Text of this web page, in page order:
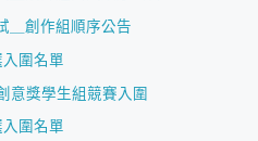
＿創作組順序公告
圍名單
意獎學生組競賽入圍
圍名單